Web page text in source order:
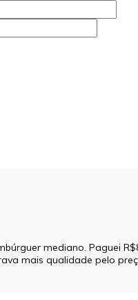
mediano. Paguei
mais qualidade pelo